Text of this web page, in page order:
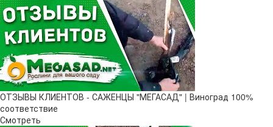
ОТЗЫВЫ КЛИЕНТОВ - САЖЕНЦЫ "МЕГАСАД" | Виноград 100%
соответствие
Смотреть